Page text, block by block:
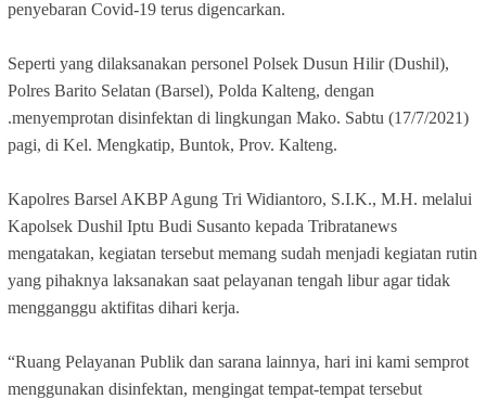
penyebaran Covid-19 terus digencarkan.
Seperti yang dilaksanakan personel Polsek Dusun Hilir (Dushil),
Polres Barito Selatan (Barsel), Polda Kalteng, dengan
.menyemprotan disinfektan di lingkungan Mako. Sabtu (17/7/2021)
pagi, di Kel. Mengkatip, Buntok, Prov. Kalteng.
Kapolres Barsel AKBP Agung Tri Widiantoro, S.I.K., M.H. melalui
Kapolsek Dushil Iptu Budi Susanto kepada Tribratanews
mengatakan, kegiatan tersebut memang sudah menjadi kegiatan rutin
yang pihaknya laksanakan saat pelayanan tengah libur agar tidak
mengganggu aktifitas dihari kerja.
“Ruang Pelayanan Publik dan sarana lainnya, hari ini kami semprot
menggunakan disinfektan, mengingat tempat-tempat tersebut